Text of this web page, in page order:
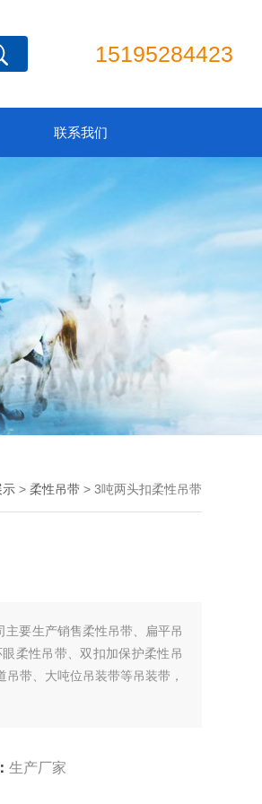
15195284423
联系我们
示> 柔性吊带 > 3吨两头扣柔性吊带
要生产销售柔性吊带、扁平吊
柔性吊带、双扣加保护柔性吊
带、大吨位吊装带等吊装带，
生产厂家